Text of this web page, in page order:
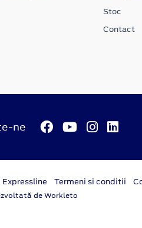
Stoc
Contact
ne
Termeni si conditii
de Workleto